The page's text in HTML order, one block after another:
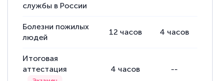
службы в России
Болезни пожилых
людей
12 часов 4 часов
Итоговая
аттестация
4 часов --